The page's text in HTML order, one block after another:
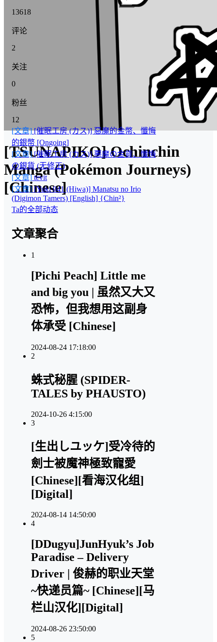
[TSUNAPIKO] Ochinchin
Manga (Pokémon Journeys)
[Chinese]
13618
评论
2
关注
0
粉丝
12
[文章][催眠工房 (カス)] 惡魔的金幣、懺悔
的銀幣 [Ongoing]
[文章][催眠工房 (カス)] 悪魔の金貨、懺悔
の銀貨 (无修正)
[文章]tevit
[文章] [Yuki 041 (Hiwa)] Manatsu no Irio
(Digimon Tamers) [English] {Chin²}
Ta的全部动态
文章聚合
1
[Pichi Peach] Little me
and big you | 虽然又大又
恐怖，但我想用这副身
体承受 [Chinese]
2024-08-24 17:18:00
2
蛛式秘腥 (SPIDER-
TALES by PHAUSTO)
2024-10-26 4:15:00
3
[生出しユッケ]受冷待的
劍士被魔神極致寵愛
[Chinese][看海汉化组]
[Digital]
2024-08-14 14:50:00
4
[DDugyu]JunHyuk’s Job
Paradise – Delivery
Driver | 俊赫的职业天堂
~快递员篇~ [Chinese][马
栏山汉化][Digital]
2024-08-26 23:50:00
5